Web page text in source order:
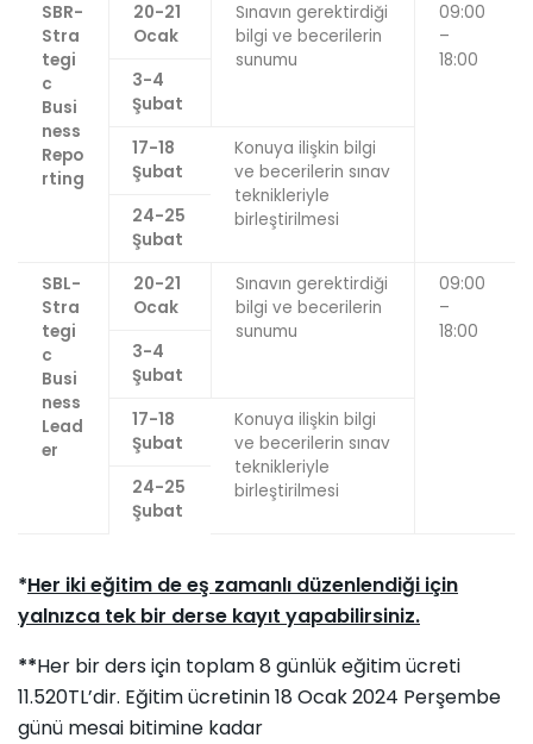
SBR-
Stra
tegi
c
Busi
ness
Repo
rting
20-21
Ocak
Sınavın gerektirdiği
bilgi ve becerilerin
sunumu
09:00
–
18:00
3-4
Şubat
17-18
Şubat
Konuya ilişkin bilgi
ve becerilerin sınav
teknikleriyle
birleştirilmesi
24-25
Şubat
SBL-
Stra
tegi
c
Busi
ness
Lead
er
20-21
Ocak
Sınavın gerektirdiği
bilgi ve becerilerin
sunumu
09:00
–
18:00
3-4
Şubat
17-18
Şubat
Konuya ilişkin bilgi
ve becerilerin sınav
teknikleriyle
birleştirilmesi
24-25
Şubat
*Her iki eğitim de eş zamanlı düzenlendiği için
yalnızca tek bir derse kayıt yapabilirsiniz.
**Her bir ders için toplam 8 günlük eğitim ücreti
11.520TL’dir. Eğitim ücretinin 18 Ocak 2024 Perşembe
günü mesai bitimine kadar